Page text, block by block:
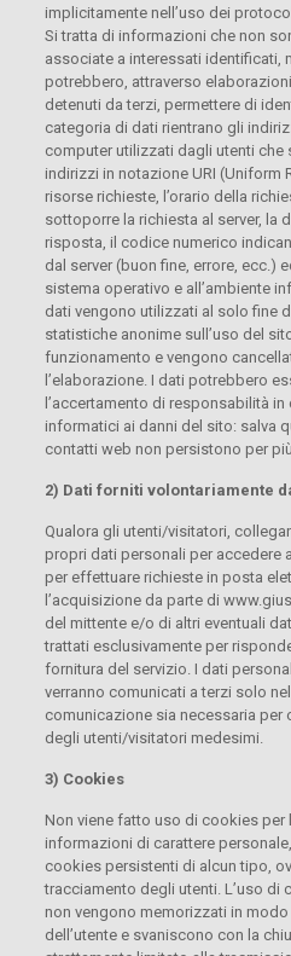
implicitamente nell’uso dei
Si tratta di informazioni che non
associate a interessati identificati,
potrebbero, attraverso
detenuti da terzi, permettere di
categoria di dati rientrano gli
computer utilizzati dagli utenti che
indirizzi in notazione URI (Uniform
risorse richieste, l’orario della
sottoporre la richiesta al server, la
risposta, il codice numerico
dal server (buon fine, errore, ecc.)
sistema operativo e all’ambiente
dati vengono utilizzati al solo fine
statistiche anonime sull’uso del
funzionamento e vengono
l’elaborazione. I dati potrebbero
l’accertamento di responsabilità
informatici ai danni del sito: salva
contatti web non persistono per
2) Dati forniti volontariamente
Qualora gli utenti/visitatori,
propri dati personali per accedere
per effettuare richieste in posta
l’acquisizione da parte di
del mittente e/o di altri eventuali
trattati esclusivamente per
fornitura del servizio. I dati
verranno comunicati a terzi solo
comunicazione sia necessaria per
degli utenti/visitatori medesimi.
3) Cookies
Non viene fatto uso di cookies per
informazioni di carattere
cookies persistenti di alcun tipo,
tracciamento degli utenti. L’uso di
non vengono memorizzati in
dell’utente e svaniscono con la